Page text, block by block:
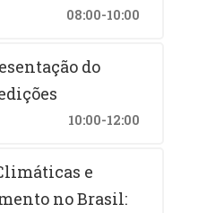
08:00-10:00
do
10:00-12:00
e
no Brasil: